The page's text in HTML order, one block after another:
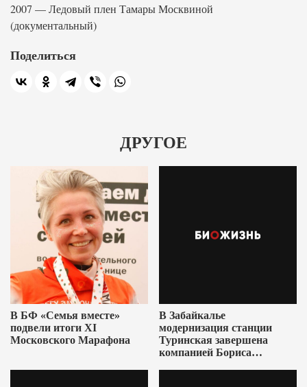
2007 — Ледовый плен Тамары Москвиной
(документальный)
Поделиться
ДРУГОЕ
В БФ «Семья вместе»
подвели итоги XI
Московского Марафона
В Забайкалье
модернизация станции
Туринская завершена
компанией Бориса